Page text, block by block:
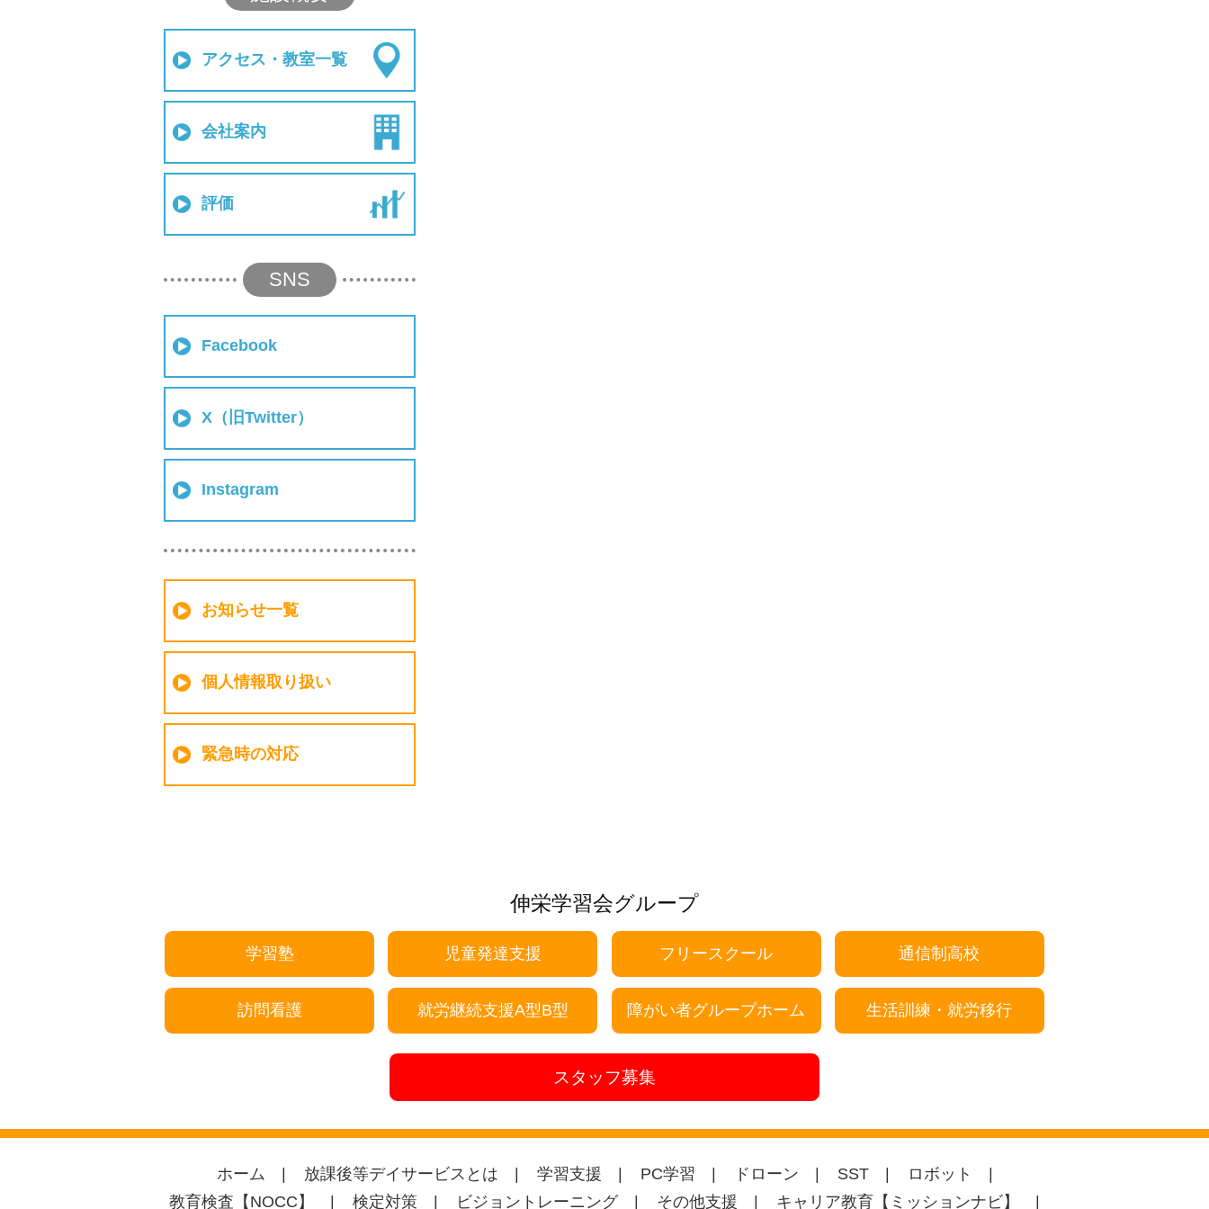
アクセス・教室一覧
会社案内
評価
SNS
Facebook
X（旧Twitter）
Instagram
お知らせ一覧
個人情報取り扱い
緊急時の対応
伸栄学習会グループ
学習塾 児童発達支援 フリースクール 通信制高校
訪問看護 就労継続支援A型B型 障がい者グループホーム 生活訓練・就労移行
スタッフ募集
ホーム 放課後等デイサービスとは 学習支援 PC学習 ドローン SST
ロボット
教育検査【NOCC】
検定対策 ビジョントレーニング その他支援 キャリア教育【ミッションナビ】